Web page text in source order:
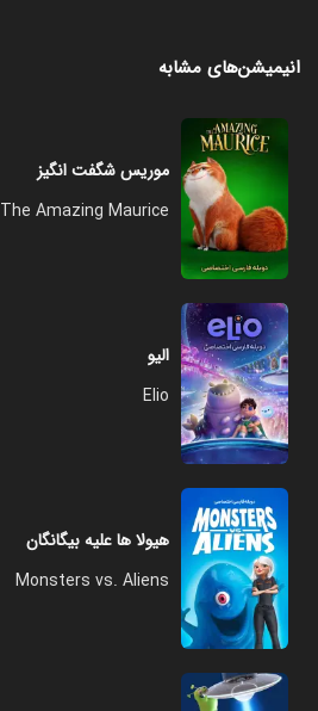
انیمیشن‌های مشابه
موریس شگفت انگیز
The Amazing Maurice
الیو
Elio
هیولا ها علیه بیگانگان
Monsters vs. Aliens